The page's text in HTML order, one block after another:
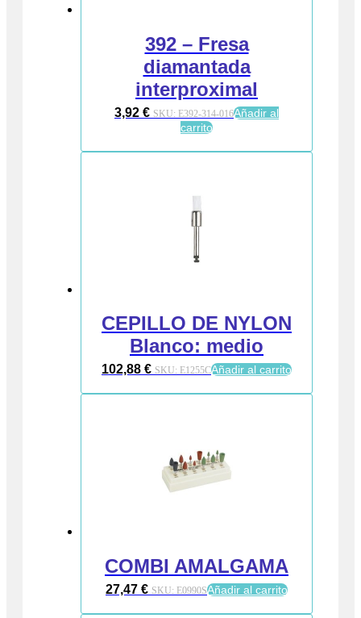
392 – Fresa
diamantada
interproximal
3,92 € SKU: E392-314-016Añadir al
carrito
CEPILLO DE NYLON
Blanco: medio
102,88 € SKU: E1255CAñadir al carrito
COMBI AMALGAMA
27,47 € SKU: E0990SAñadir al carrito